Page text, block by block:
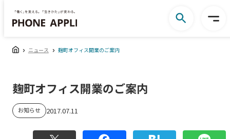
ニュース 麹町オフィス開業のご案内
麹町オフィス開業のご案内
お知らせ 2017.07.11